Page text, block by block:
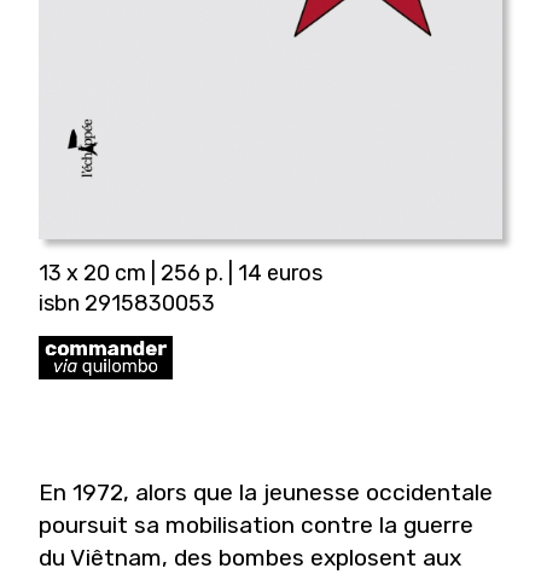
13 x 20 cm | 256 p. | 14 euros
isbn 2915830053
En 1972, alors que la jeunesse occidentale
poursuit sa mobilisation contre la guerre
du Viêtnam, des bombes explosent aux